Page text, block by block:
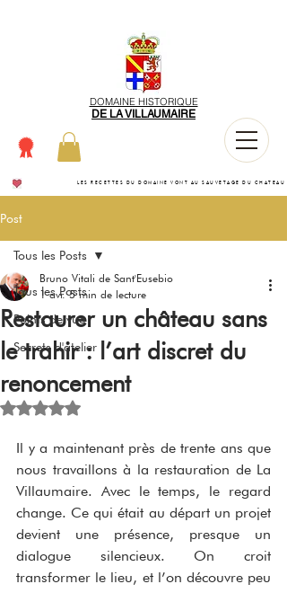
DOMAINE HISTORIQUE
DE LA VILLAUMAIRE
LES RECETTES DU DOMAINE VONT AU SAUVETAGE DU CHATEAU
Post
Tous les Posts
Points de vue
Secrets d'atelier
Tous les Posts
Restaurer un château sans
le trahir : l’art discret du
renoncement
Bruno Vitali de Sant'Eusebio
1 avr. 5 min de lecture
Noté NaN étoiles sur 5.
Il y a maintenant près de trente ans que
nous travaillons à la restauration de La
Villaumaire. Avec le temps, le regard
change. Ce qui était au départ un projet
devient une présence, presque un
dialogue silencieux. On croit
transformer le lieu, et l’on découvre peu